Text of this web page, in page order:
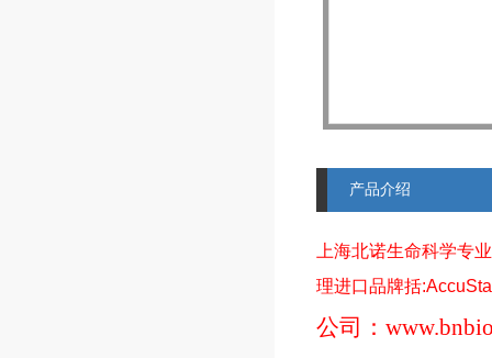
产品介绍
上海北诺生命科学专
理进口品牌括
公司：